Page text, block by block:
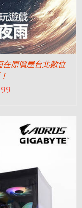
在原價屋台北數位